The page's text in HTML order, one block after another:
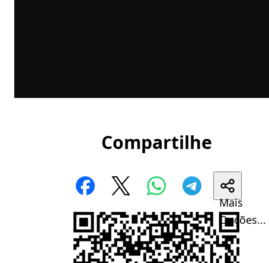
Compartilhe
Mais
Opções...